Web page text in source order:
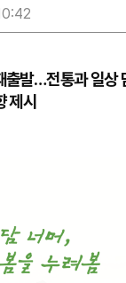
출발…전통과 일상
제시